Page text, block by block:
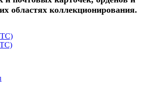
областях коллекционирования.